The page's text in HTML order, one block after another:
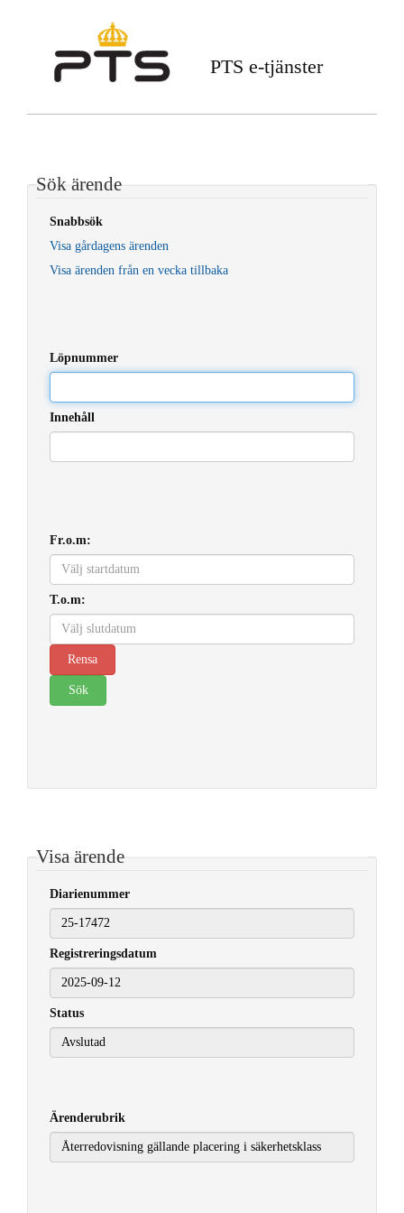
PTS e-tjänster
Sök ärende
Snabbsök
Visa gårdagens ärenden
Visa ärenden från en vecka tillbaka
Löpnummer
Innehåll
Fr.o.m:
T.o.m:
Visa ärende
Diarienummer
Registreringsdatum
2025-09-12
Status
Ärenderubrik